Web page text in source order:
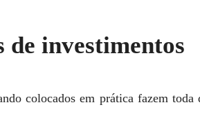
de investimentos
colocados em prática fazem